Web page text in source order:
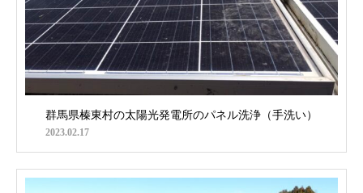
群馬県榛東村の太陽光発電所のパネル洗浄（手洗い）
2023.02.17